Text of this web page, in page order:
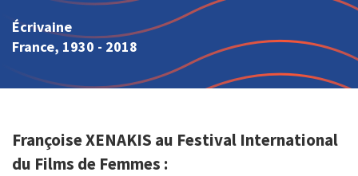
Écrivaine
France, 1930 - 2018
Françoise XENAKIS au Festival International
du Films de Femmes :